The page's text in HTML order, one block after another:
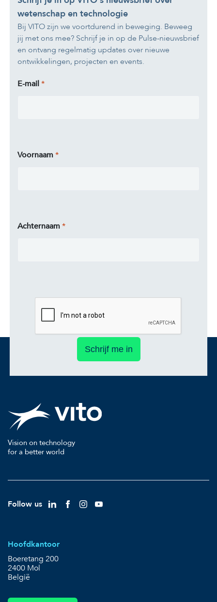
wetenschap en technologie
Bij VITO zijn we voortdurend in beweging. Beweeg
jij met ons mee? Schrijf je in op de Pulse-nieuwsbrief
en ontvang regelmatig updates over nieuwe
ontwikkelingen, projecten en events.
E-mail
Voornaam
Achternaam
Schrijf me in
Vision on technology
for a better world
Follow us
Hoofdkantoor
Boeretang 200
2400 Mol
België